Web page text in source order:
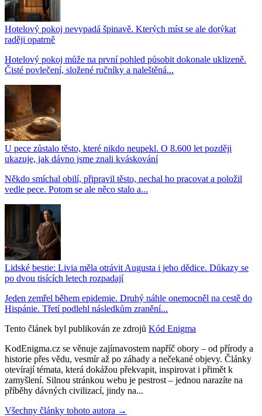
Hotelový pokoj nevypadá špinavě. Kterých míst se ale dotýkat
raději opatrně
Hotelový pokoj může na první pohled působit dokonale uklizeně.
Čisté povlečení, složené ručníky a naleštěná...
U pece zůstalo těsto, které nikdo neupekl. O 8.600 let později
ukazuje, jak dávno jsme znali kváskování
Někdo smíchal obilí, připravil těsto, nechal ho pracovat a položil
vedle pece. Potom se ale něco stalo a...
Lidské bestie: Livia měla otrávit Augusta i jeho dědice. Důkazy se
po dvou tisících letech rozpadají
Jeden zemřel během epidemie. Druhý náhle onemocněl na cestě do
Hispánie. Třetí podlehl následkům zranění...
Tento článek byl publikován ze zdrojů Kód Enigma
KodEnigma.cz se věnuje zajímavostem napříč obory – od přírody a
historie přes vědu, vesmír až po záhady a nečekané objevy. Články
otevírají témata, která dokážou překvapit, inspirovat i přimět k
zamyšlení. Silnou stránkou webu je pestrost – jednou narazíte na
příběhy dávných civilizací, jindy na...
Všechny články tohoto autora →